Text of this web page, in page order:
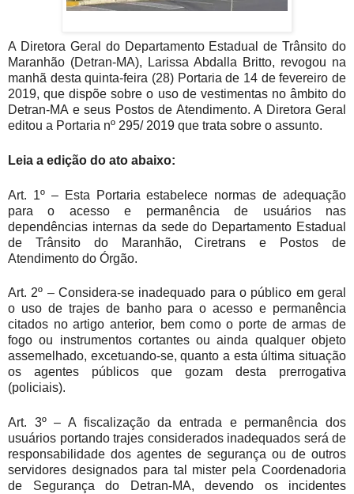
A Diretora Geral do Departamento Estadual de Trânsito do
Maranhão (Detran-MA), Larissa Abdalla Britto, revogou na
manhã desta quinta-feira (28) Portaria de 14 de fevereiro de
2019, que dispõe sobre o uso de vestimentas no âmbito do
Detran-MA e seus Postos de Atendimento. A Diretora Geral
editou a Portaria nº 295/ 2019 que trata sobre o assunto.
Leia a edição do ato abaixo:
Art. 1º – Esta Portaria estabelece normas de adequação
para o acesso e permanência de usuários nas
dependências internas da sede do Departamento Estadual
de Trânsito do Maranhão, Ciretrans e Postos de
Atendimento do Órgão.
Art. 2º – Considera-se inadequado para o público em geral
o uso de trajes de banho para o acesso e permanência
citados no artigo anterior, bem como o porte de armas de
fogo ou instrumentos cortantes ou ainda qualquer objeto
assemelhado, excetuando-se, quanto a esta última situação
os agentes públicos que gozam desta prerrogativa
(policiais).
Art. 3º – A fiscalização da entrada e permanência dos
usuários portando trajes considerados inadequados será de
responsabilidade dos agentes de segurança ou de outros
servidores designados para tal mister pela Coordenadoria
de Segurança do Detran-MA, devendo os incidentes